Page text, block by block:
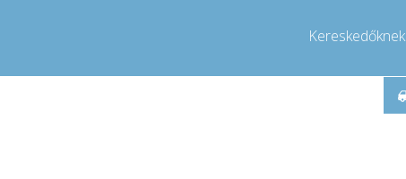
Kereskedőknek
Hívjon!
Hétfő-Péntek 9-17
info@compressor-express.hu